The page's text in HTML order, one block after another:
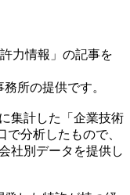
力情報」の記事を
所の提供です。
集計した「企業技術
分析したもので、
社別データを提供し